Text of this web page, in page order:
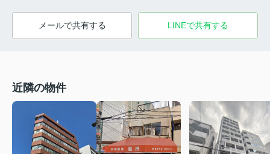
メールで共有する LINEで共有する
近隣の物件